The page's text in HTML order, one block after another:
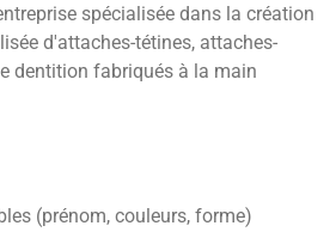
spécialisée dans la création
d'attaches-tétines, attaches-
dentition fabriqués à la main
(prénom, couleurs, forme)